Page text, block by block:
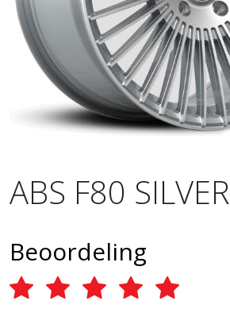
ABS F80 SILVER
Beoordeling